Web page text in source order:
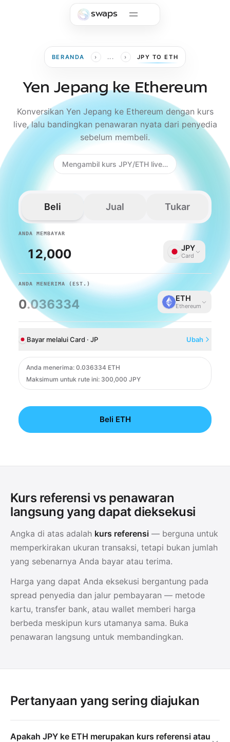
swaps
BERANDA › ... › JPY TO ETH
Yen Jepang ke Ethereum
Konversikan Yen Jepang ke Ethereum dengan kurs
live, lalu bandingkan penawaran nyata dari penyedia
sebelum membeli.
Mengambil kurs JPY/ETH live…
Beli Jual Tukar
ANDA MEMBAYAR
JPY
Card
ANDA MENERIMA (EST.)
0.036334 ETH
Ethereum
Bayar melalui Card · JP Ubah
Anda menerima: 0.036334 ETH
Maksimum untuk rute ini: 300,000 JPY
Card
Beli ETH
Kurs referensi vs penawaran
langsung yang dapat dieksekusi
Angka di atas adalah kurs referensi — berguna untuk
memperkirakan ukuran transaksi, tetapi bukan jumlah
yang sebenarnya Anda bayar atau terima.
Harga yang dapat Anda eksekusi bergantung pada
spread penyedia dan jalur pembayaran — metode
kartu, transfer bank, atau wallet memberi harga
berbeda meskipun kurs utamanya sama. Buka
penawaran langsung untuk membandingkan.
Pertanyaan yang sering diajukan
Apakah JPY ke ETH merupakan kurs referensi atau